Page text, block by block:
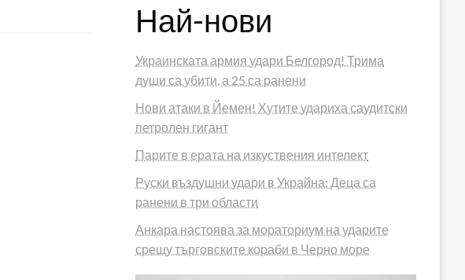
Най-нови
Украинската армия удари Белгород! Трима
души са убити, а 25 са ранени
Нови атаки в Йемен! Хутите удариха саудитски
петролен гигант
Парите в ерата на изкуствения интелект
Руски въздушни удари в Украйна: Деца са
ранени в три области
Анкара настоява за мораториум на ударите
срещу търговските кораби в Черно море